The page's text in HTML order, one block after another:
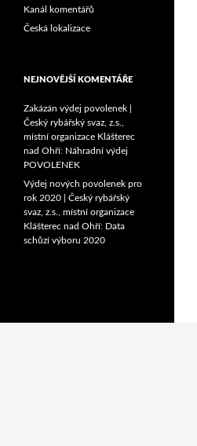
Kanál komentářů
Česká lokalizace
NEJNOVĚJŠÍ KOMENTÁŘE
Zakázán výdej povolenek |
Český rybářský svaz, z.s.,
místní organizace Klášterec
nad Ohří: Náhradní výdej
POVOLENEK
Výdej nových povolenek pro
rok 2020 | Český rybářský
svaz, z.s., místní organizace
Klášterec nad Ohří: Data
schůzí výboru 2020